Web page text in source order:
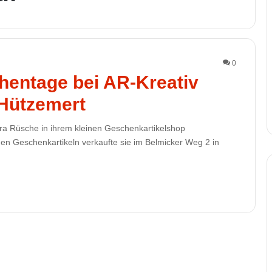
0
bei AR-Kreativ
Rüsche in ihrem kleinen Geschenkartikelshop
Geschenkartikeln verkaufte sie im Belmicker Weg 2 in